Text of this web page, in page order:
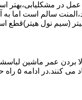
اند،اﻟﻤﻨﺖ ﺳﺎﻟﻢ است
(سیم ﻧﻮل ﻫﯿﺘﺮ)ﻗﻄﻊ
بردن عمر ماشین
لباسشویی را ذکر می کنیم.